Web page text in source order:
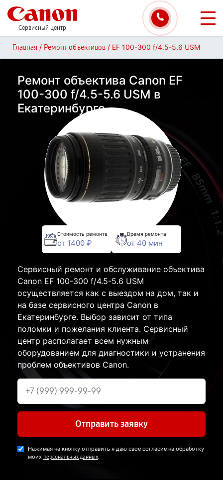
Сервисный центр
Главная / Ремонт объективов / EF 100-300 f/4.5-5.6 USM
Ремонт объектива Canon EF
100-300 f/4.5-5.6 USM в
Екатеринбурге
Стоимость ремонта
от 1400 ₽
Время ремонта
от 40 мин
Сервисный ремонт и обслуживание объектива
Canon EF 100-300 f/4.5-5.6 USM
осуществляется как с выездом на дом, так и
на базе сервисного центра Canon в
Екатеринбурге. Выбор зависит от типа
поломки и пожелания клиента. Сервисный
центр располагает всем нужным
оборудованием для диагностики и устранения
проблем объективов Canon.
Отправить заявку
Нажимая на кнопку отправить я даю свое согласие на обработку
моих персональных данных.